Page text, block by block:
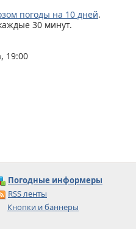
погоды на 10 дней.
30 минут.
19:00
Погодные информеры
RSS ленты
Кнопки и баннеры